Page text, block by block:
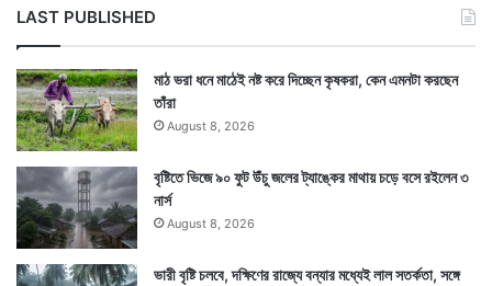
LAST PUBLISHED
মাঠ ভরা ধনে মাঠেই নষ্ট করে দিচ্ছেন কৃষকরা, কেন এমনটা করছেন
তাঁরা
August 8, 2026
বৃষ্টিতে ভিজে ৯০ ফুট উঁচু জলের ট্যাঙ্কের মাথায় চড়ে বসে রইলেন ৩
নার্স
August 8, 2026
ভারী বৃষ্টি চলবে, দক্ষিণের রাজ্যে বন্যার মধ্যেই লাল সতর্কতা, সঙ্গে